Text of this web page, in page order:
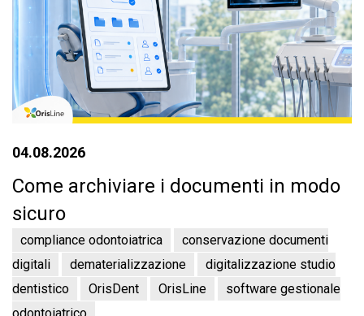
04.08.2026
Come archiviare i documenti in modo
sicuro
compliance odontoiatrica
conservazione documenti
digitali
dematerializzazione
digitalizzazione studio
dentistico
OrisDent OrisLine
software gestionale
odontoiatrico